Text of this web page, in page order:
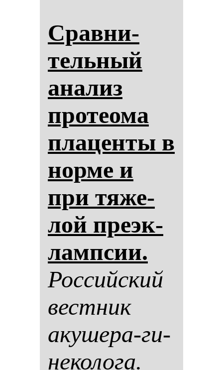
Срав­ни­
тель­ный
ана­лиз
про­те­ома
пла­цен­ты в
нор­ме и
при тя­же­
лой пре­эк­
лам­псии.
Рос­сий­ский
вес­тник
аку­ше­ра-ги­
не­ко­ло­га.